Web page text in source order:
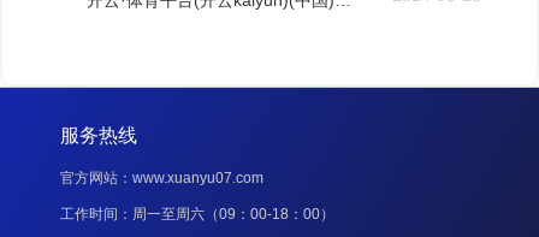
服务热线
官方网站：www.xuanyu07.com
工作时间：周一至周六（09：00-18：00）